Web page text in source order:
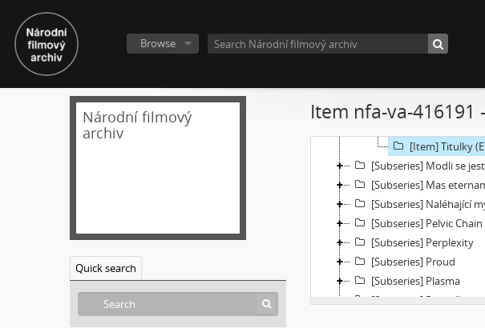
Browse
Národní filmový
archiv
Quick search
Item nfa-va-416191
[Subseries] Jeden sol v
[Subseries] Kamenolom
[File] Náhledy
[File] Filmy
[Item] Titulky
[Subseries] Modli se
[Subseries] Mas
[Subseries] Naléhající
[Subseries] Pelvic Chain
[Subseries] Perplexity
[Subseries] Proud
[Subseries] Plasma
[Subseries] Promiň